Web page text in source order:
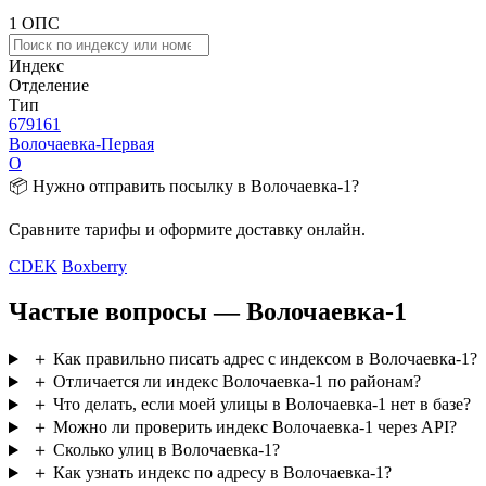
1 ОПС
Индекс
Отделение
Тип
679161
Волочаевка-Первая
О
📦 Нужно отправить посылку в Волочаевка-1?
Сравните тарифы и оформите доставку онлайн.
CDEK Boxberry
Частые вопросы — Волочаевка-1
＋ Как правильно писать адрес с индексом в Волочаевка-1?
＋ Отличается ли индекс Волочаевка-1 по районам?
＋ Что делать, если моей улицы в Волочаевка-1 нет в базе?
＋ Можно ли проверить индекс Волочаевка-1 через API?
＋ Сколько улиц в Волочаевка-1?
＋ Как узнать индекс по адресу в Волочаевка-1?